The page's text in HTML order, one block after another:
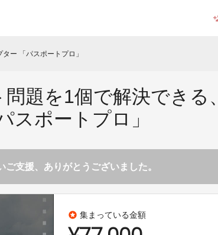
ー 「パスポートプロ」
題を1個で解決できる、
スポートプロ」
支援、ありがとうございました。
stars 集まっている金額